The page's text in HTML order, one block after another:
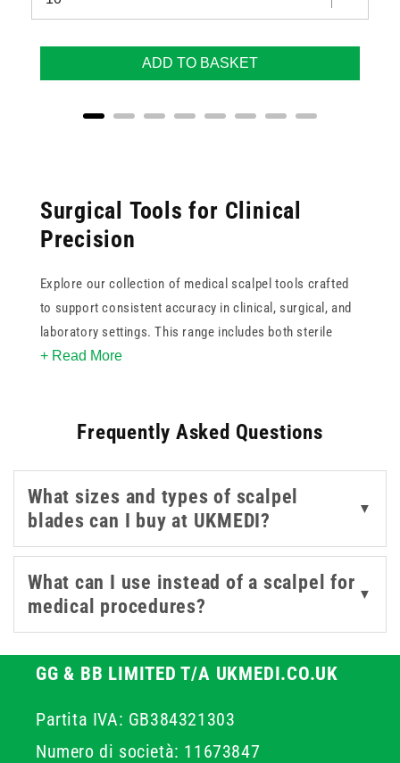
ADD TO BASKET
Surgical Tools for Clinical
Precision
Explore our collection of medical scalpel tools crafted
to support consistent accuracy in clinical, surgical, and
laboratory settings. This range includes both sterile
disposable scalpels and reusable handle-and-blade
deliver clean, precise incisions suitable for varied
blades or complete units, this selection covers multiple
sizes and configurations for different specialities. The
range also includes options from Instrapac and
Rocialle, allowing for flexible procurement in both NHS
and private healthcare environments.
+ Read More
Frequently Asked Questions
What sizes and types of scalpel
blades can I buy at UKMEDI?
▼
What can I use instead of a scalpel for
medical procedures?
▼
GG & BB LIMITED T/A UKMEDI.CO.UK
Partita IVA: GB384321303
Numero di società: 11673847